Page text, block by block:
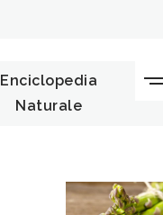
Enciclopedia
Naturale